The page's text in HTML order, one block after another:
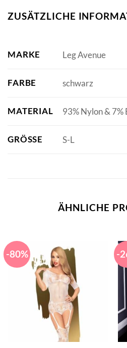
ZUSÄTZLICHE
MARKE Leg Avenue
FARBE schwarz
MATERIAL 93% Nylon & 7%
GRÖSSE S-L
ÄHNLICHE
-80% -